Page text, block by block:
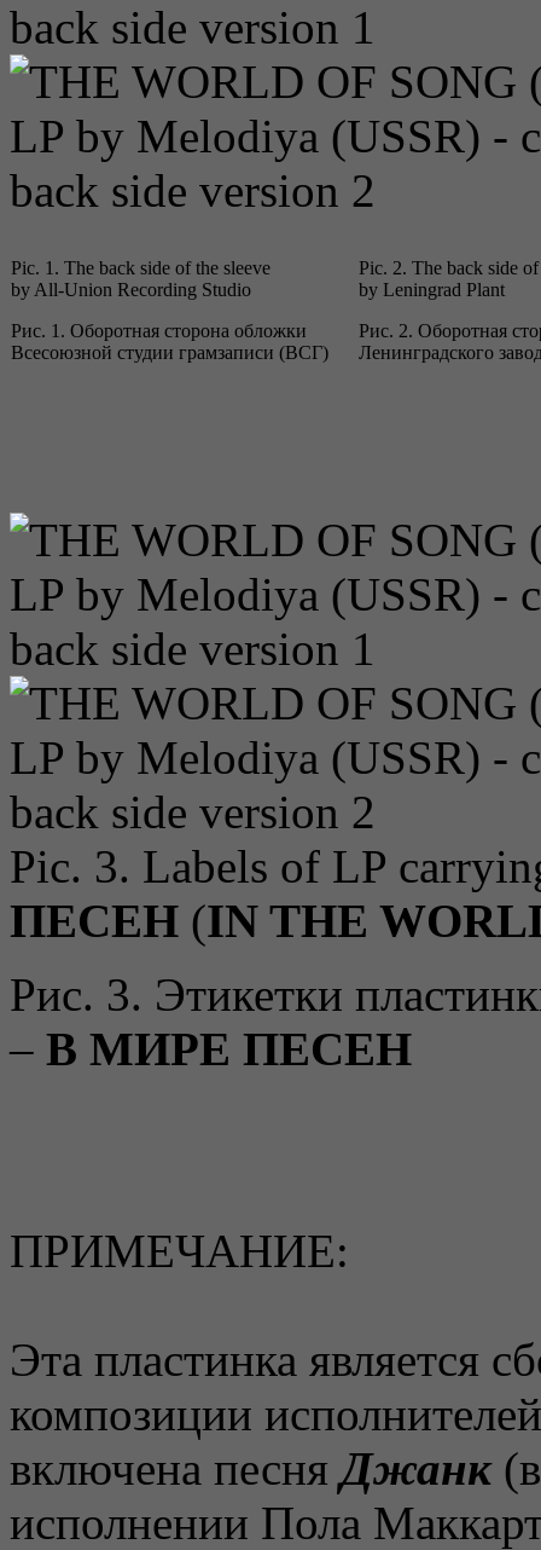
Pic. 1. The back side of the sleeve
by All-Union Recording Studio
Рис. 1. Оборотная сторона обложки
Всесоюзной студии грамзаписи (ВСГ)
Pic. 2. The back side of
by Leningrad Plant
Рис. 2. Оборотная
Ленинградского
Pic. 3. Labels of LP
ПЕСЕН (IN THE
Рис. 3. Этикетки
– В МИРЕ ПЕСЕН
ПРИМЕЧАНИЕ:
Эта пластинка является
композиции
включена песняДжанк
исполнении Пола